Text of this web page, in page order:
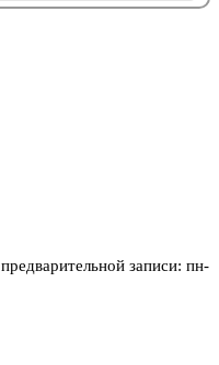
записи: пн-